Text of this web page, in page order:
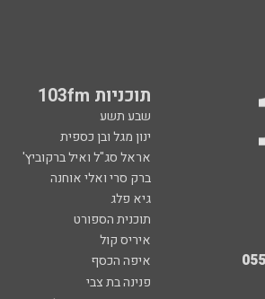
תוכניות 103fm
שבע תשע
ינון מגל ובן כספית
אראל סג"ל ואיל ברקוביץ'
ברק סרי ואלי אוחנה
גיא פלג
תוכנית הספורט
איריס קול
איפה הכסף
פנינה בת צבי